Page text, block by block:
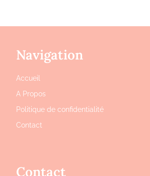
Navigation
Accueil
A Propos
Politique de confidentialité
Contact
Contact